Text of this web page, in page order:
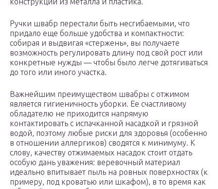
Ручки швабр перестали быть несгибаемыми, что
придало еще больше удобства и компактности:
собирая и выдвигая «стержень», вы получаете
возможность регулировать длину под свой рост или
конкретные нужды — чтобы было легче дотягиваться
до того или иного участка.
Важнейшим преимуществом швабры с отжимом
является гигиеничность уборки. Ее счастливому
обладателю не приходится напрямую
контактировать с испачканной насадкой и грязной
водой, поэтому любые риски для здоровья (особенно
в отношении аллергиков) сводятся к минимуму. К
слову, качеству отжимаемых насадок стоит отдать
особую дань уважения: веревочный материал
идеально впитывает пыль на ровных поверхностях (к
примеру, под кроватью или шкафом), в то время как